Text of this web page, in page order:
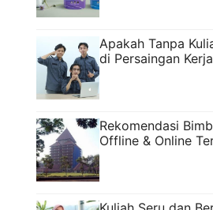
Apakah Tanpa
di Persaingan
Rekomendasi
Offline & Online